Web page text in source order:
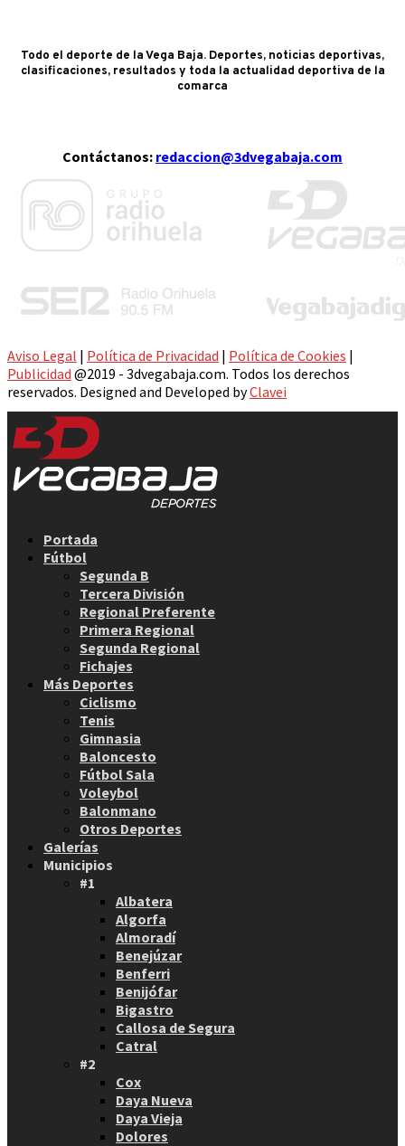
Todo el deporte de la Vega Baja. Deportes, noticias deportivas,
clasificaciones, resultados y toda la actualidad deportiva de la
comarca
Contáctanos: redaccion@3dvegabaja.com
Aviso Legal | Política de Privacidad | Política de Cookies |
Publicidad @2019 - 3dvegabaja.com. Todos los derechos
reservados. Designed and Developed byClavei
Portada
Fútbol
Segunda B
Tercera División
Regional Preferente
Primera Regional
Segunda Regional
Fichajes
Más Deportes
Ciclismo
Tenis
Gimnasia
Baloncesto
Fútbol Sala
Voleybol
Balonmano
Otros Deportes
Galerías
Municipios
#1
Albatera
Algorfa
Almoradí
Benejúzar
Benferri
Benijófar
Bigastro
Callosa de Segura
Catral
#2
Cox
Daya Nueva
Daya Vieja
Dolores